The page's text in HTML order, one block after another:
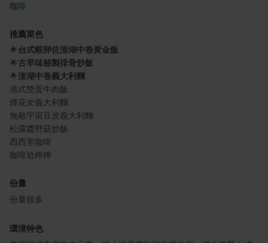
咖啡
推薦菜色
🌟台式蝦卵佐澎湖中卷黃金飯
🌟古早味秘製排骨炒飯
🌟澎湖中卷義大利麵
港式雙蛋牛肉飯
煙花女義大利麵
無敵宇宙豆皮義大利麵
松露醬野菇炒飯
西西里咖啡
咖啡尬檸檸
份量
份量很多
環境特色